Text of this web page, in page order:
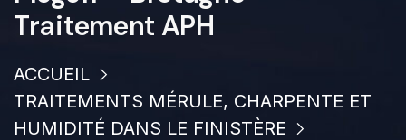
Traitement APH
ACCUEIL
TRAITEMENTS MÉRULE, CHARPENTE ET
HUMIDITÉ DANS LE FINISTÈRE